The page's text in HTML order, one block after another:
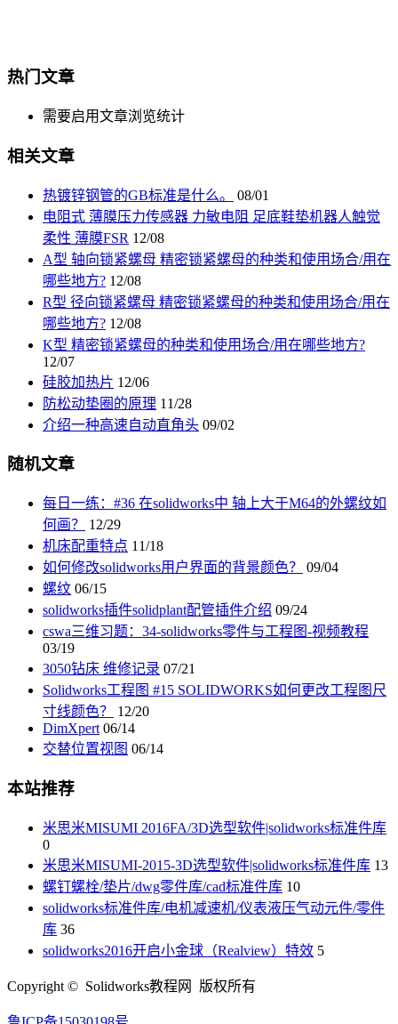
热门文章
需要启用文章浏览统计
相关文章
热镀锌钢管的GB标准是什么。
08/01
电阻式 薄膜压力传感器 力敏电阻 足底鞋垫机器人触觉
柔性 薄膜FSR 12/08
A型 轴向锁紧螺母 精密锁紧螺母的种类和使用场合/用在
哪些地方? 12/08
R型 径向锁紧螺母 精密锁紧螺母的种类和使用场合/用在
哪些地方? 12/08
K型 精密锁紧螺母的种类和使用场合/用在哪些地方?
12/07
硅胶加热片 12/06
防松动垫圈的原理 11/28
介绍一种高速自动直角头 09/02
随机文章
每日一练：#36 在solidworks中 轴上大于M64的外螺纹如
何画？
12/29
机床配重特点 11/18
如何修改solidworks用户界面的背景颜色？
09/04
螺纹 06/15
solidworks插件solidplant配管插件介绍 09/24
cswa三维习题：34-solidworks零件与工程图-视频教程
03/19
3050钻床 维修记录 07/21
Solidworks工程图 #15 SOLIDWORKS如何更改工程图尺
寸线颜色？
12/20
DimXpert 06/14
交替位置视图 06/14
本站推荐
米思米MISUMI 2016FA/3D选型软件|solidworks标准件库
0
米思米MISUMI-2015-3D选型软件|solidworks标准件库 13
螺钉螺栓/垫片/dwg零件库/cad标准件库 10
solidworks标准件库/电机减速机/仪表液压气动元件/零件
库 36
solidworks2016开启小金球（Realview）特效 5
Copyright © Solidworks教程网 版权所有